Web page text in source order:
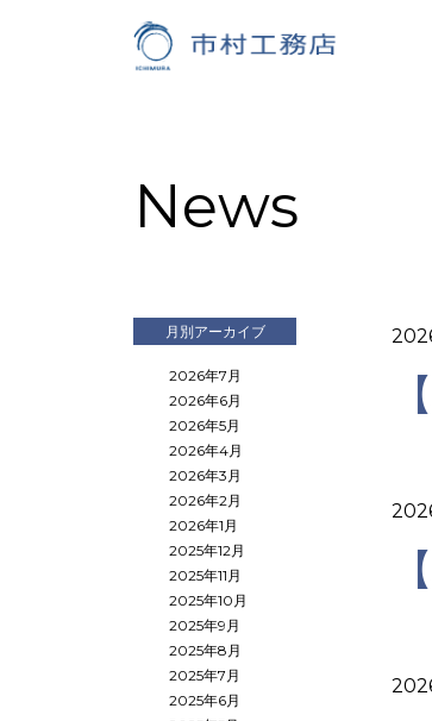
News
月別アーカイブ
2026年7月
2026年6月
2026年5月
2026年4月
2026年3月
2026年2月
2026年1月
2025年12月
2025年11月
2025年10月
2025年9月
2025年8月
2025年7月
2025年6月